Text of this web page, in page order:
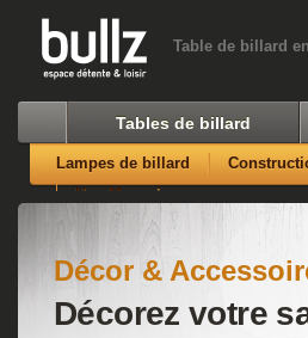
Table de billard
Tables de billard
Lampes de billard
Nos Magasins
Décor &
Décorez votre